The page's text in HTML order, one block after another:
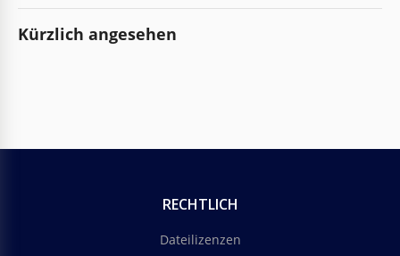
Kürzlich angesehen
RECHTLICH
Dateilizenzen